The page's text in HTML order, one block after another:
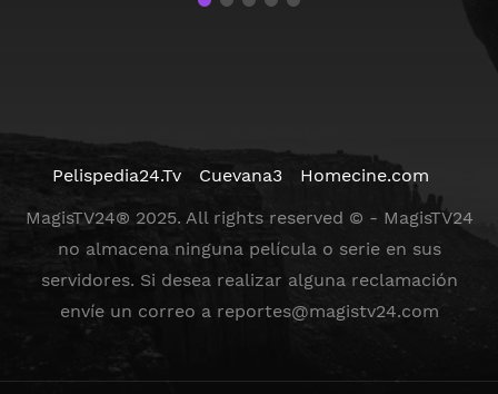
Pelispedia24.Tv Cuevana3
Homecine.com
MagisTV24® 2025. All rights reserved © - MagisTV24
no almacena ninguna película o serie en sus
servidores. Si desea realizar alguna reclamación
envíe un correo a reportes@magistv24.com